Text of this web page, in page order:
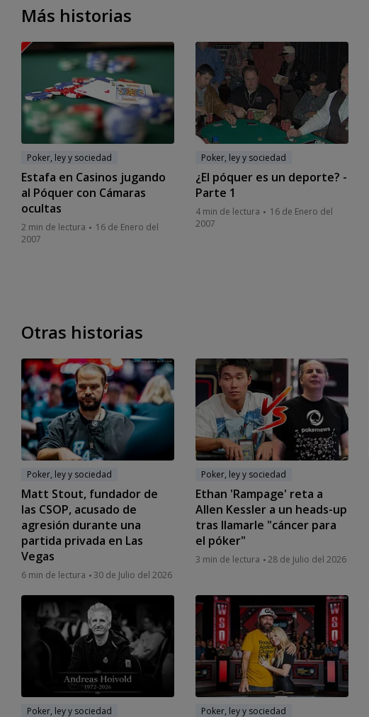
Más historias
Poker, ley y sociedad
Estafa en Casinos jugando
al Póquer con Cámaras
ocultas
2 min de lectura
16 de Enero del
2007
Poker, ley y sociedad
¿El póquer es un deporte? -
Parte 1
4 min de lectura
16 de Enero del
2007
Otras historias
Poker, ley y sociedad
Matt Stout, fundador de
las CSOP, acusado de
agresión durante una
partida privada en Las
Vegas
6 min de lectura 30 de Julio del 2026
Poker, ley y sociedad
Ethan 'Rampage' reta a
Allen Kessler a un heads-up
tras llamarle "cáncer para
el póker"
3 min de lectura 28 de Julio del 2026
Poker, ley y sociedad Poker, ley y sociedad